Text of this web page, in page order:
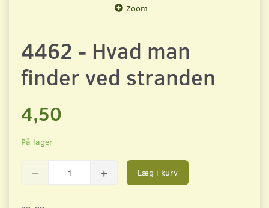
Zoom
4462 - Hvad man
finder ved stranden
4,50
På lager
Læg i kurv